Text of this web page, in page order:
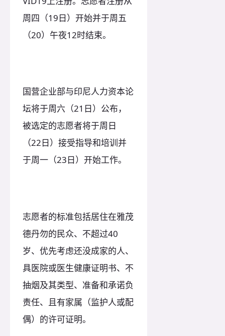
周四（19日）开始并于周五
（20）午夜12时结束。
国营企业部与印尼人力资本论
坛将于周六（21日）公布，
被选定的志愿者将于周日
（22日）接受指导和培训并
于周一（23日）开始工作。
志愿者的标准包括居住在雅茂
德丹勿的民众、不超过40
岁、优先考虑还没成家的人、
具医院或医生健康证明书、不
抽烟及其类型、准备和承诺负
责任、且有家属（监护人或配
偶）的许可证明。